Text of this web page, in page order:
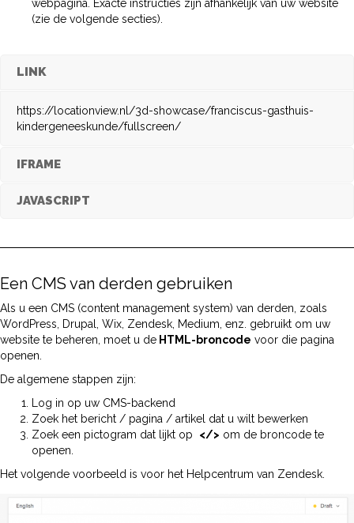
webpagina. Exacte instructies zijn afhankelijk van uw website
(zie de volgende secties).
LINK
https://locationview.nl/3d-showcase/franciscus-gasthuis-
kindergeneeskunde/fullscreen/
IFRAME
JAVASCRIPT
Een CMS van derden gebruiken
Als u een CMS (content management system) van derden, zoals
WordPress, Drupal, Wix, Zendesk, Medium, enz. gebruikt om uw
website te beheren, moet u de HTML-broncode voor die pagina
openen.
De algemene stappen zijn:
Log in op uw CMS-backend
Zoek het bericht / pagina / artikel dat u wilt bewerken
Zoek een pictogram dat lijkt op </> om de broncode te
openen.
Het volgende voorbeeld is voor het Helpcentrum van Zendesk.